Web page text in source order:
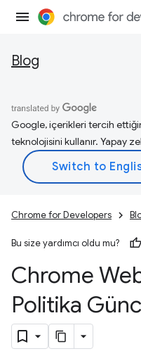
Blog
Google, içerikleri tercih
teknolojisini kullanır. Yapay
Chrome for Developers
Bu size yardımcı oldu mu?
Chrome
Politika